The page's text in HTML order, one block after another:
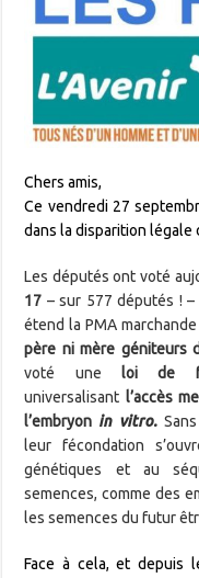
Chers amis,
Ce vendredi 27
dans la disparition légale
Les députés ont voté
17 – sur 577 députés ! –
étend la PMA
père ni mère géniteurs
voté une loi de
universalisant l’accès
l’embryon in vitro.
leur fécondation
génétiques et au
semences, comme des
les semences du futur
Face à cela, et depuis